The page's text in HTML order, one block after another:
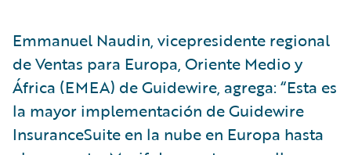
Emmanuel Naudin, vicepresidente regional
de Ventas para Europa, Oriente Medio y
África (EMEA) de Guidewire, agrega: “Esta es
la mayor implementación de Guidewire
InsuranceSuite en la nube en Europa hasta